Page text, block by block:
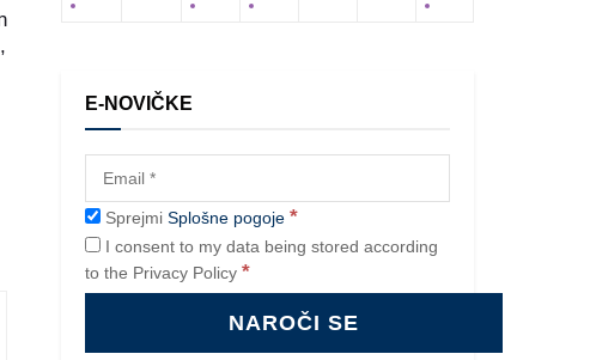
E-NOVIČKE
Sprejmi Splošne pogoje *
I consent to my data being stored according
to the Privacy Policy *